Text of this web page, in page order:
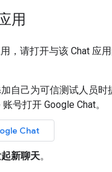
用
，请打开与该 Chat 应
自己为可信测试人员时
号打开 Google Chat。
Chat
新聊天。